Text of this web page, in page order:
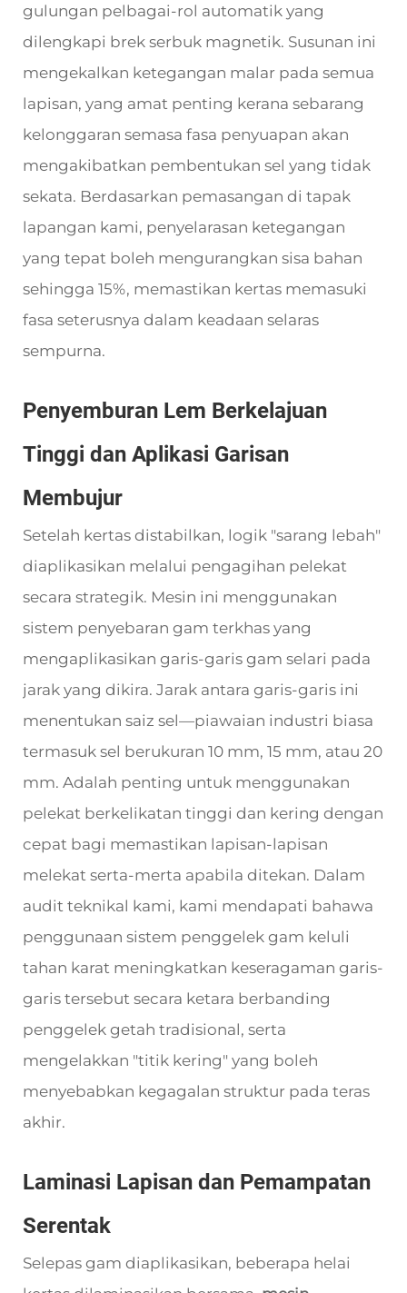
gulungan pelbagai-rol automatik yang
dilengkapi brek serbuk magnetik. Susunan ini
mengekalkan ketegangan malar pada semua
lapisan, yang amat penting kerana sebarang
kelonggaran semasa fasa penyuapan akan
mengakibatkan pembentukan sel yang tidak
sekata. Berdasarkan pemasangan di tapak
lapangan kami, penyelarasan ketegangan
yang tepat boleh mengurangkan sisa bahan
sehingga 15%, memastikan kertas memasuki
fasa seterusnya dalam keadaan selaras
sempurna.
Penyemburan Lem Berkelajuan
Tinggi dan Aplikasi Garisan
Membujur
Setelah kertas distabilkan, logik "sarang lebah"
diaplikasikan melalui pengagihan pelekat
secara strategik. Mesin ini menggunakan
sistem penyebaran gam terkhas yang
mengaplikasikan garis-garis gam selari pada
jarak yang dikira. Jarak antara garis-garis ini
menentukan saiz sel—piawaian industri biasa
termasuk sel berukuran 10 mm, 15 mm, atau 20
mm. Adalah penting untuk menggunakan
pelekat berkelikatan tinggi dan kering dengan
cepat bagi memastikan lapisan-lapisan
melekat serta-merta apabila ditekan. Dalam
audit teknikal kami, kami mendapati bahawa
penggunaan sistem penggelek gam keluli
tahan karat meningkatkan keseragaman garis-
garis tersebut secara ketara berbanding
penggelek getah tradisional, serta
mengelakkan "titik kering" yang boleh
menyebabkan kegagalan struktur pada teras
akhir.
Laminasi Lapisan dan Pemampatan
Serentak
Selepas gam diaplikasikan, beberapa helai